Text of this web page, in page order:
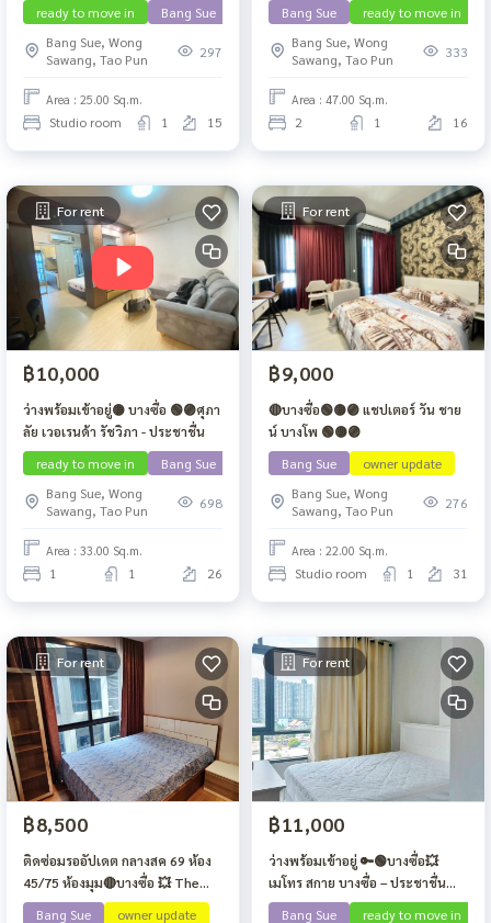
ready to move in
Bang Sue
Contact Line
Bang Sue, Wong
Sawang, Tao Pun
297
Area : 25.00 Sq.m.
Studio room 1 15
Bang Sue
ready to move in
Bang Sue, Wong
Sawang, Tao Pun
333
Area : 47.00 Sq.m.
2 1 16
For rent
฿10,000
ว่างพร้อมเข้าอยู่🟡 บางซื่อ 🟢🟣ศุภา
ลัย เวอเรนด้า รัชวิภา - ประชาชื่น
ready to move in
Bang Sue
Bang Sue, Wong
Sawang, Tao Pun
698
Area : 33.00 Sq.m.
1 1 26
For rent
฿9,000
🔴บางซื่อ🟢🟡🟣 แชปเตอร์ วัน ชาย
น์ บางโพ 🟢🟡🟣
Bang Sue
owner update
Bang Sue, Wong
Sawang, Tao Pun
276
Area : 22.00 Sq.m.
Studio room 1 31
For rent
฿8,500
ติดซ่อมรออัปเดต กลางสค 69 ห้อง
45/75 ห้องมุม🔴บางซื่อ 💥 The
Tree Privata🔴
Bang Sue owner update
For rent
฿11,000
ว่างพร้อมเข้าอยู่ 🔑🟢บางซื่อ💥
เมโทร สกาย บางซื่อ – ประชาชื่น🟢
🟡
Bang Sue ready to move in